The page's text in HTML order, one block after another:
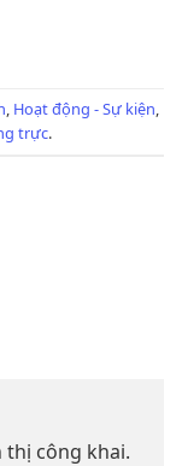
, Hoạt động - Sự kiện,
trực.
thị công khai.